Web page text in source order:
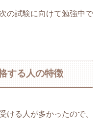
の試験に向けて勉強中で
する人の特徴
る人が多かったので、